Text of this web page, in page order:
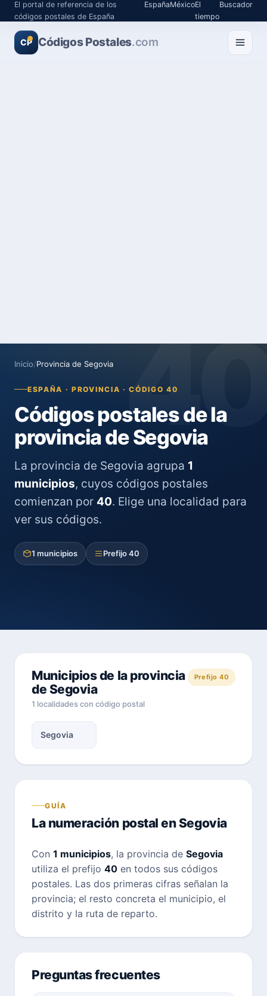
El portal de referencia de los
códigos postales de España
EspañaMéxicoEl
tiempo
Buscador
CP Códigos Postales.com
Inicio/Provincia de Segovia
ESPAÑA · PROVINCIA · CÓDIGO 40
Códigos postales de la
provincia de Segovia
La provincia de Segovia agrupa 1
municipios, cuyos códigos postales
comienzan por 40. Elige una localidad para
ver sus códigos.
1 municipios Prefijo 40
Municipios de la provincia
de Segovia
1 localidades con código postal
Prefijo 40
Segovia
GUÍA
La numeración postal en Segovia
Con 1 municipios, la provincia de Segovia
utiliza el prefijo 40 en todos sus códigos
postales. Las dos primeras cifras señalan la
provincia; el resto concreta el municipio, el
distrito y la ruta de reparto.
Preguntas frecuentes